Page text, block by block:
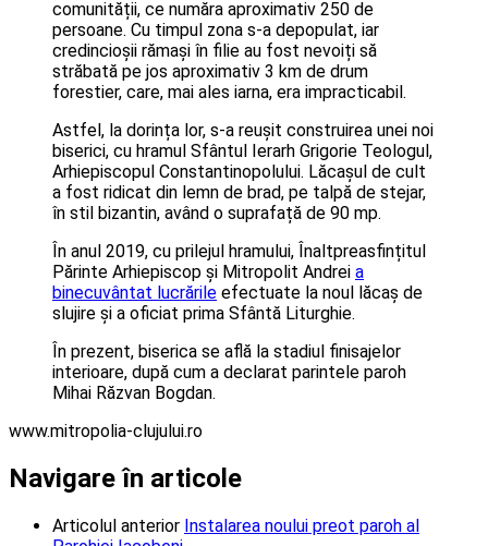
comunității, ce număra aproximativ 250 de
persoane. Cu timpul zona s-a depopulat, iar
credincioșii rămași în filie au fost nevoiți să
străbată pe jos aproximativ 3 km de drum
forestier, care, mai ales iarna, era impracticabil.
Astfel, la dorința lor, s-a reușit construirea unei noi
biserici, cu hramul Sfântul Ierarh Grigorie Teologul,
Arhiepiscopul Constantinopolului. Lăcașul de cult
a fost ridicat din lemn de brad, pe talpă de stejar,
în stil bizantin, având o suprafață de 90 mp.
În anul 2019, cu prilejul hramului, Înaltpreasfințitul
Părinte Arhiepiscop și Mitropolit Andrei a
binecuvântat lucrările efectuate la noul lăcaș de
slujire și a oficiat prima Sfântă Liturghie.
În prezent, biserica se află la stadiul finisajelor
interioare, după cum a declarat parintele paroh
Mihai Răzvan Bogdan.
www.mitropolia-clujului.ro
Navigare în articole
Articolul anterior Instalarea noului preot paroh al